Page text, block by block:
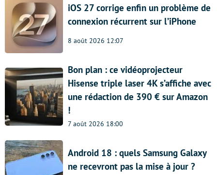
iOS 27 corrige enfin un problème de
connexion récurrent sur l’iPhone
8 août 2026 12:07
Bon plan : ce vidéoprojecteur
Hisense triple laser 4K s’affiche avec
une rédaction de 390 € sur Amazon
!
7 août 2026 18:00
Android 18 : quels Samsung Galaxy
ne recevront pas la mise à jour ?